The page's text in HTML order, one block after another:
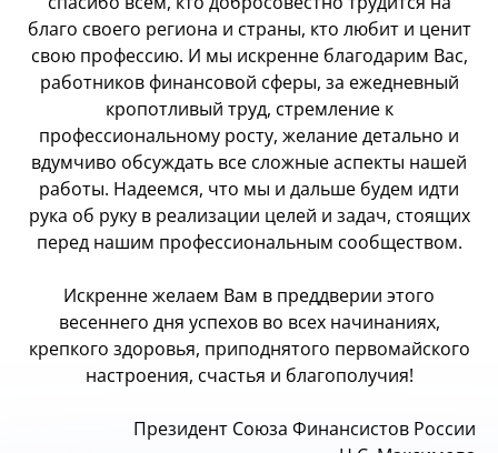
благо своего региона и страны, кто любит и ценит
свою профессию. И мы искренне благодарим Вас,
работников финансовой сферы, за ежедневный
кропотливый труд, стремление к
профессиональному росту, желание детально и
вдумчиво обсуждать все сложные аспекты нашей
работы. Надеемся, что мы и дальше будем идти
рука об руку в реализации целей и задач, стоящих
перед нашим профессиональным сообществом.
Искренне желаем Вам в преддверии этого
весеннего дня успехов во всех начинаниях,
крепкого здоровья, приподнятого первомайского
настроения, счастья и благополучия!
Президент Союза Финансистов России